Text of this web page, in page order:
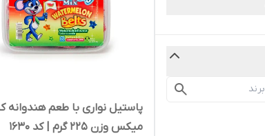
پاستیل نواری با طعم هندوانه
میکس وزن 225 گرم | کد 1630